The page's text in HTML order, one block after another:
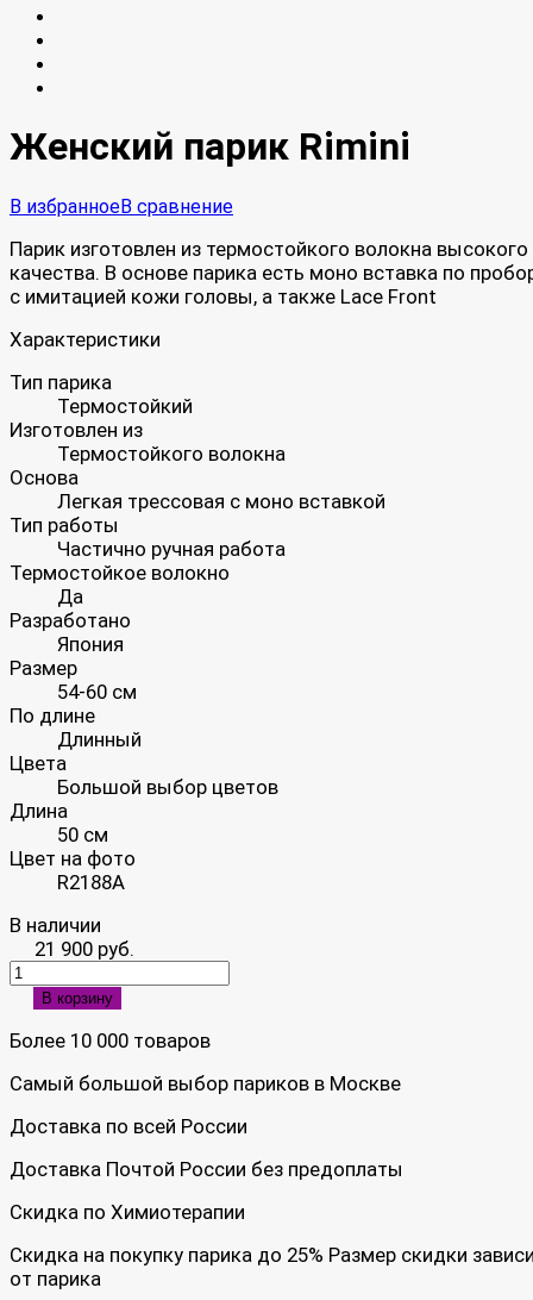
Женский парик Rimini
В избранноеВ сравнение
Парик изготовлен из термостойкого волокна высокого
качества. В основе парика есть моно вставка по
с имитацией кожи головы, а также Lace Front
Характеристики
Тип парика
Термостойкий
Изготовлен из
Термостойкого волокна
Основа
Легкая трессовая с моно вставкой
Тип работы
Частично ручная работа
Термостойкое волокно
Да
Разработано
Япония
Размер
54-60 см
По длине
Длинный
Цвета
Большой выбор цветов
Длина
50 см
Цвет на фото
R2188A
В наличии
21 900 руб.
В корзину
Более 10 000 товаров
Самый большой выбор париков в Москве
Доставка по всей России
Доставка Почтой России без предоплаты
Скидка по Химиотерапии
Скидка на покупку парика до 25% Размер скидки
от парика